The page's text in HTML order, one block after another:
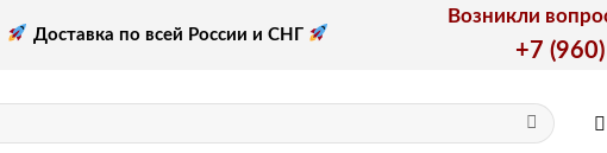
Доставка по всей России и СНГ
Возникли
+7